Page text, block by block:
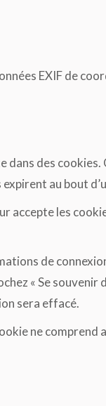
EXIF de
des
au bout
accepte les
de
« Se
sera effacé.
ne comprend